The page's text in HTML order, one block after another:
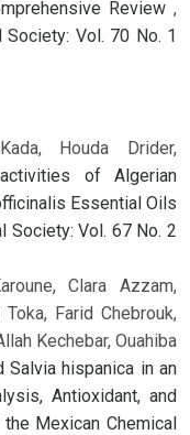
Review ,
Vol. 70 No. 1
Houda Drider,
of Algerian
Essential Oils
Society: Vol. 67 No. 2
Clara Azzam,
Farid Chebrouk,
Kechebar, Ouahiba
Salvia hispanica in an
Antioxidant, and
Mexican Chemical